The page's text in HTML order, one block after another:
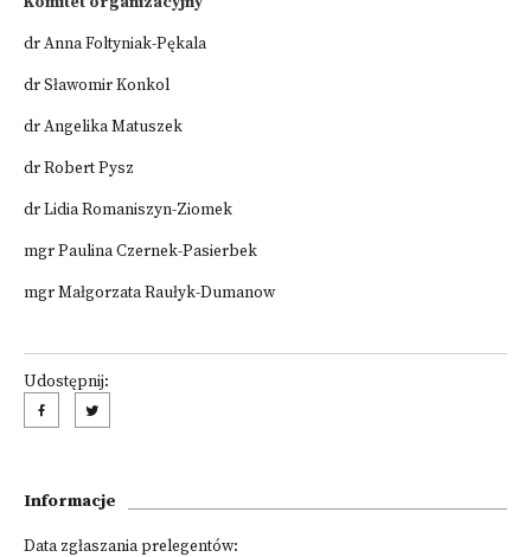
dr Anna Foltyniak-Pękala
dr Sławomir Konkol
dr Angelika Matuszek
dr Robert Pysz
dr Lidia Romaniszyn-Ziomek
mgr Paulina Czernek-Pasierbek
mgr Małgorzata Raułyk-Dumanow
Udostępnij:
Informacje
Data zgłaszania prelegentów: